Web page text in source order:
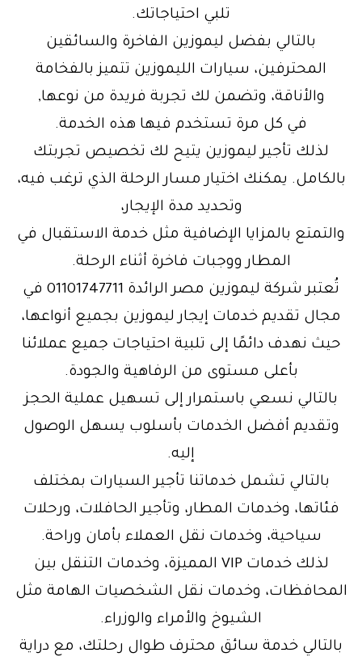
تلبي احتياجاتك.
بالتالي بفضل ليموزين الفاخرة والسائقين
المحترفين، سيارات الليموزين تتميز بالفخامة
والأناقة، وتضمن لك تجربة فريدة من نوعها,
في كل مرة تستخدم فيها هذه الخدمة.
لذلك تأجير ليموزين يتيح لك تخصيص تجربتك
بالكامل. يمكنك اختيار مسار الرحلة الذي ترغب فيه،
وتحديد مدة الإيجار،
والتمتع بالمزايا الإضافية مثل خدمة الاستقبال في
المطار ووجبات فاخرة أثناء الرحلة.
تُعتبر شركة ليموزين مصر الرائدة 01101747711 في
مجال تقديم خدمات إيجار ليموزين بجميع أنواعها،
حيث نهدف دائمًا إلى تلبية احتياجات جميع عملائنا
بأعلى مستوى من الرفاهية والجودة.
بالتالي نسعي باستمرار إلى تسهيل عملية الحجز
وتقديم أفضل الخدمات بأسلوب يسهل الوصول
إليه.
بالتالي تشمل خدماتنا تأجير السيارات بمختلف
فئاتها، وخدمات المطار، وتأجير الحافلات، ورحلات
سياحية، وخدمات نقل العملاء بأمان وراحة.
لذلك خدمات VIP المميزة، وخدمات التنقل بين
المحافظات، وخدمات نقل الشخصيات الهامة مثل
الشيوخ والأمراء والوزراء.
بالتالي خدمة سائق محترف طوال رحلتك، مع دراية